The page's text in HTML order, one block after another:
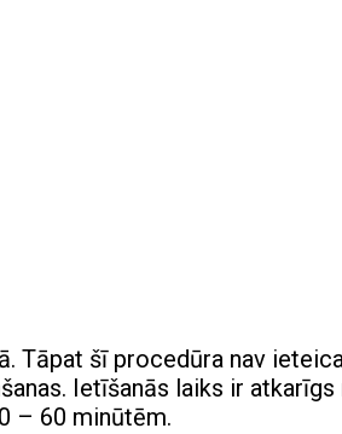
Tāpat šī procedūra nav
Ietīšanās laiks ir atkarīgs
– 60 minūtēm.